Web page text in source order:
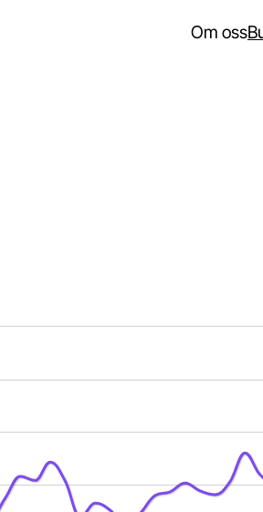
Om oss
from 160.45 to 311.